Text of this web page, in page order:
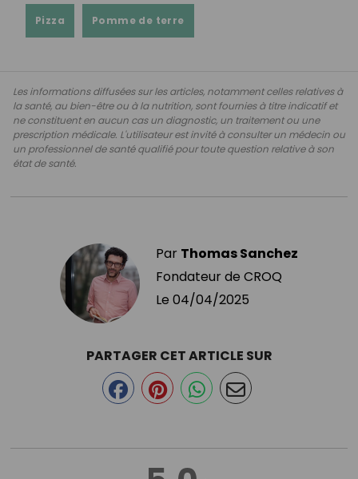
Pizza Pomme de terre
Les informations diffusées sur les articles, notamment celles relatives à
la santé, au bien-être ou à la nutrition, sont fournies à titre indicatif et
ne constituent en aucun cas un diagnostic, un traitement ou une
prescription médicale. L'utilisateur est invité à consulter un médecin ou
un professionnel de santé qualifié pour toute question relative à son
état de santé.
Par Thomas Sanchez
Fondateur de CROQ
Le 04/04/2025
PARTAGER CET ARTICLE SUR